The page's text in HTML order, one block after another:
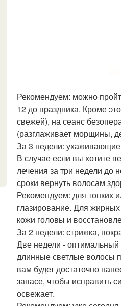
Рекомендуем: можно
12 до праздника. Кроме
свежей), на сеанс
(разглаживает морщины,
За 3 недели:
В случае если вы хотите
лечения за три недели до
сроки вернуть волосам
Рекомендуем: для тонких
глазирование. Для
кожи головы и
За 2 недели: стрижка,
Две недели - оптимальный
длинные светлые волосы
вам будет достаточно
запасе, чтобы исправить
освежает.